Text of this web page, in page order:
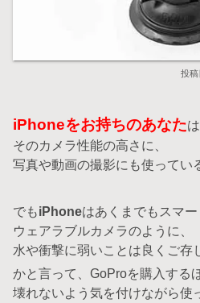
iPhoneをお持ちのあなたは
そのカメラ性能の高さに、
写真や動画の撮影にも使ってい
でもiPhoneはあくまでもスマー
ウェアラブルカメラのように、
水や衝撃に弱いことは良くご存
かと言って、GoProを購入する
壊れないよう気を付けながら使